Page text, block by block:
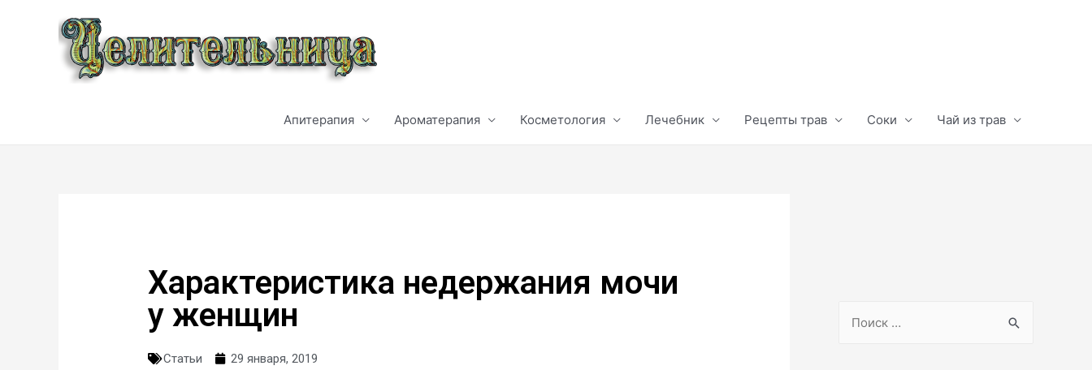
Апитерапия Ароматерапия Косметология Лечебник Рецепты трав Соки Чай из трав
Характеристика недержания мочи
у женщин
Статьи 29 января, 2019